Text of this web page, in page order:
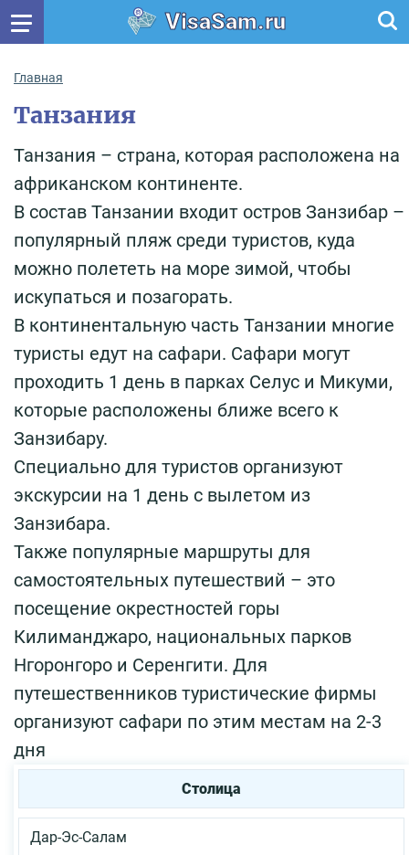
VisaSam.ru
Главная
Танзания
Танзания – страна, которая расположена на
африканском континенте.
В состав Танзании входит остров Занзибар –
популярный пляж среди туристов, куда
можно полететь на море зимой, чтобы
искупаться и позагорать.
В континентальную часть Танзании многие
туристы едут на сафари. Сафари могут
проходить 1 день в парках Селус и Микуми,
которые расположены ближе всего к
Занзибару.
Специально для туристов организуют
экскурсии на 1 день с вылетом из
Занзибара.
Также популярные маршруты для
самостоятельных путешествий – это
посещение окрестностей горы
Килиманджаро, национальных парков
Нгоронгоро и Серенгити. Для
путешественников туристические фирмы
организуют сафари по этим местам на 2-3
дня
Столица
Дар-Эс-Салам